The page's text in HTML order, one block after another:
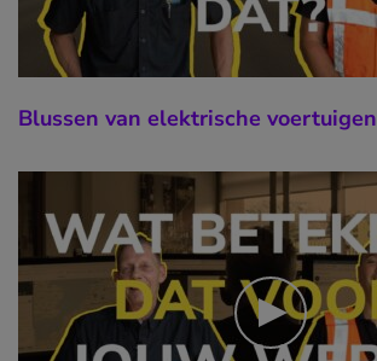
Blussen van elektrische voertuigen